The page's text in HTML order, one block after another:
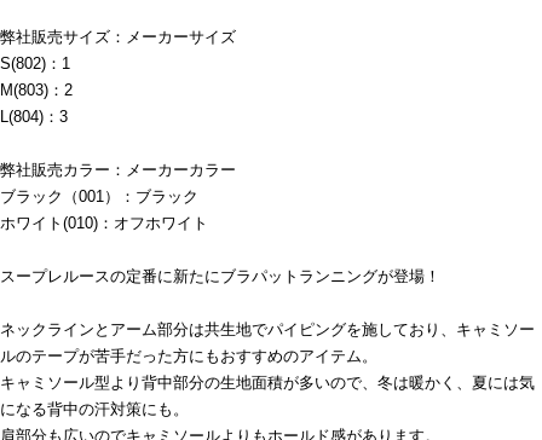
弊社販売サイズ：メーカーサイズ
S(802)：1
M(803)：2
L(804)：3
弊社販売カラー：メーカーカラー
ブラック（001）：ブラック
ホワイト(010)：オフホワイト
スープレルースの定番に新たにブラパットランニングが登場！
ネックラインとアーム部分は共生地でパイピングを施しており、キャミソー
ルのテープが苦手だった方にもおすすめのアイテム。
キャミソール型より背中部分の生地面積が多いので、冬は暖かく、夏には気
になる背中の汗対策にも。
肩部分も広いのでキャミソールよりもホールド感があります。